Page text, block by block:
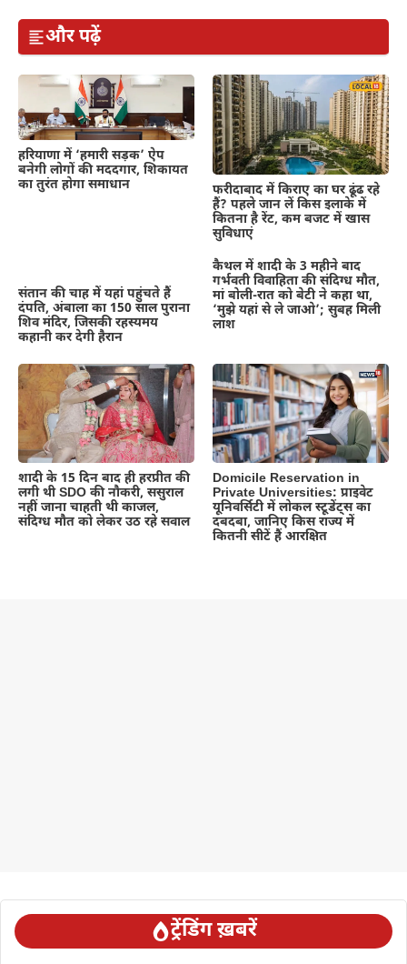
और पढ़ें
हरियाणा में ‘हमारी सड़क’ ऐप
बनेगी लोगों की मददगार, शिकायत
का तुरंत होगा समाधान
फरीदाबाद में किराए का घर ढूंढ रहे
हैं? पहले जान लें किस इलाके में
कितना है रेंट, कम बजट में खास
सुविधाएं
संतान की चाह में यहां पहुंचते हैं
दंपति, अंबाला का 150 साल पुराना
शिव मंदिर, जिसकी रहस्यमय
कहानी कर देगी हैरान
कैथल में शादी के 3 महीने बाद
गर्भवती विवाहिता की संदिग्ध मौत,
मां बोली-रात को बेटी ने कहा था,
‘मुझे यहां से ले जाओ’; सुबह मिली
लाश
शादी के 15 दिन बाद ही हरप्रीत की
लगी थी SDO की नौकरी, ससुराल
नहीं जाना चाहती थी काजल,
संदिग्ध मौत को लेकर उठ रहे सवाल
Domicile Reservation in
Private Universities: प्राइवेट
यूनिवर्सिटी में लोकल स्टूडेंट्स का
दबदबा, जानिए किस राज्य में
कितनी सीटें हैं आरक्षित
ट्रेंडिंग ख़बरें